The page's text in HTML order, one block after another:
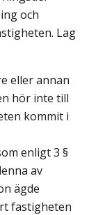
och
Lag
eller annan
hör inte till
kommit i
enligt 3 §
av
ägde
fastigheten